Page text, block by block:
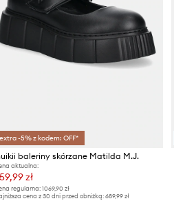
extra -5% z kodem: OFF*
baleriny skórzane Matilda M.J.
aktualna:
zł
regularna: 1069,90 zł
cena z 30 dni przed obniżką: 689,99 zł